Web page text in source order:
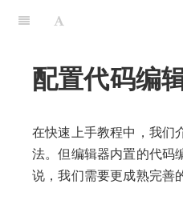
配置代码编
在快速上手教程中，我们
法。但编辑器内置的代码
说，我们需要更成熟完善